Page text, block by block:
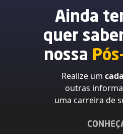
Ainda
quer
nossa
Realize um
outras
uma carreira de